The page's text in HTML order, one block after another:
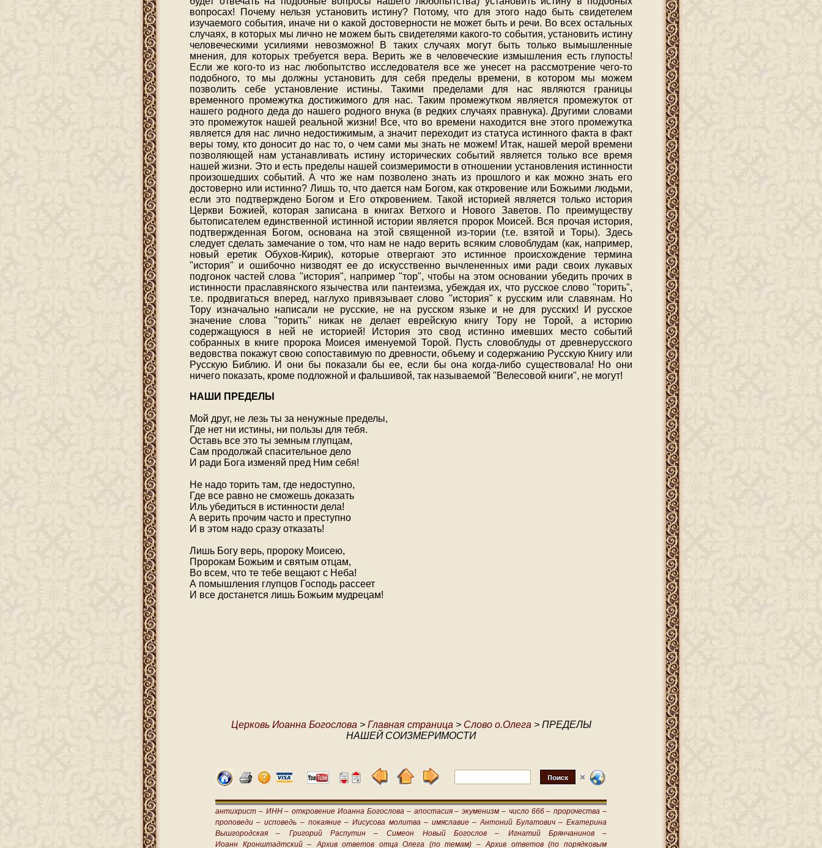
вопросах! Почему нельзя установить истину? Потому, что для этого надо быть свидетелем
изучаемого события, иначе ни о какой достоверности не может быть и речи. Во всех остальных
случаях, в которых мы лично не можем быть свидетелями какого-то события, установить истину
человеческими усилиями невозможно! В таких случаях могут быть только вымышленные
мнения, для которых требуется вера. Верить же в человеческие измышления есть глупость!
Если же кого-то из нас любопытство исследователя все же унесет на рассмотрение чего-то
подобного, то мы должны установить для себя пределы времени, в котором мы можем
позволить себе установление истины. Такими пределами для нас являются границы
временного промежутка достижимого для нас. Таким промежутком является промежуток от
нашего родного деда до нашего родного внука (в редких случаях правнука). Другими словами
это промежуток нашей реальной жизни! Все, что во времени находится вне этого промежутка
является для нас лично недостижимым, а значит переходит из статуса истинного факта в факт
веры тому, кто доносит до нас то, о чем сами мы знать не можем! Итак, нашей мерой времени
позволяющей нам устанавливать истину исторических событий является только все время
нашей жизни. Это и есть пределы нашей соизмеримости в отношении установления истинности
произошедших событий. А что же нам позволено знать из прошлого и как можно знать его
достоверно или истинно? Лишь то, что дается нам Богом, как откровение или Божьими людьми,
если это подтверждено Богом и Его откровением. Такой историей является только история
Церкви Божией, которая записана в книгах Ветхого и Нового Заветов. По преимуществу
бытописателем единственной истинной истории является пророк Моисей. Вся прочая история,
подтвержденная Богом, основана на этой священной из-тории (т.е. взятой и Торы). Здесь
следует сделать замечание о том, что нам не надо верить всяким словоблудам (как, например,
новый еретик Обухов-Кирик), которые отвергают это истинное происхождение термина
"история" и ошибочно низводят ее до искусственно вычлененных ими ради своих лукавых
подгонок частей слова "история", например "тор", чтобы на этом основании убедить прочих в
истинности праславянского язычества или пантеизма, убеждая их, что русское слово "торить",
т.е. продвигаться вперед, наглухо привязывает слово "история" к русским или славянам. Но
Тору изначально написали не русские, не на русском языке и не для русских! И русское
значение слова "торить" никак не делает еврейскую книгу Тору не Торой, а историю
содержащуюся в ней не историей! История это свод истинно имевших место событий
собранных в книге пророка Моисея именуемой Торой. Пусть словоблуды от древнерусского
ведовства покажут свою сопоставимую по древности, объему и содержанию Русскую Книгу или
Русскую Библию. И они бы показали бы ее, если бы она когда-либо существовала! Но они
ничего показать, кроме подложной и фальшивой, так называемой "Велесовой книги", не могут!
НАШИ ПРЕДЕЛЫ
Мой друг, не лезь ты за ненужные пределы,
Где нет ни истины, ни пользы для тебя.
Оставь все это ты земным глупцам,
Сам продолжай спасительное дело
И ради Бога изменяй пред Ним себя!
Не надо торить там, где недоступно,
Где все равно не сможешь доказать
Иль убедиться в истинности дела!
А верить прочим часто и преступно
И в этом надо сразу отказать!
Лишь Богу верь, пророку Моисею,
Пророкам Божьим и святым отцам,
Во всем, что те тебе вещают с Неба!
А помышления глупцов Господь рассеет
И все достанется лишь Божьим мудрецам!
Церковь Иоанна Богослова > Главная страница > Слово о.Олега > ПРЕДЕЛЫ
НАШЕЙ СОИЗМЕРИМОСТИ
антихрист – ИНН – откровение Иоанна Богослова – апостасия – экуменизм – число 666 – пророчества –
проповеди – исповедь – покаяние – Иисусова молитва – имяславие – Антоний Булатович – Екатерина
Вышгородская –
Григорий Распутин – Симеон Новый Богослов –
Игнатий Брянчанинов –
Иоанн Кронштадтский –
Архив ответов отца Олега (по темам) – Архив ответов (по порядковым